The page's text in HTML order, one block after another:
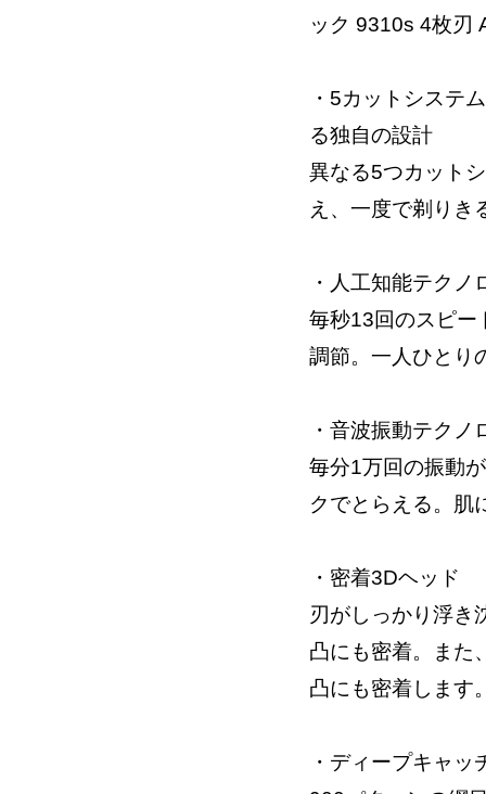
ック 9310s 4枚刃
・5カットシステ
る独自の設計
異なる5つカット
え、一度で剃りき
・人工知能テクノ
毎秒13回のスピー
調節。一人ひとり
・音波振動テクノ
毎分1万回の振動
クでとらえる。肌
・密着3Dヘッド
刃がしっかり浮き
凸にも密着。また
凸にも密着します
・ディープキャ